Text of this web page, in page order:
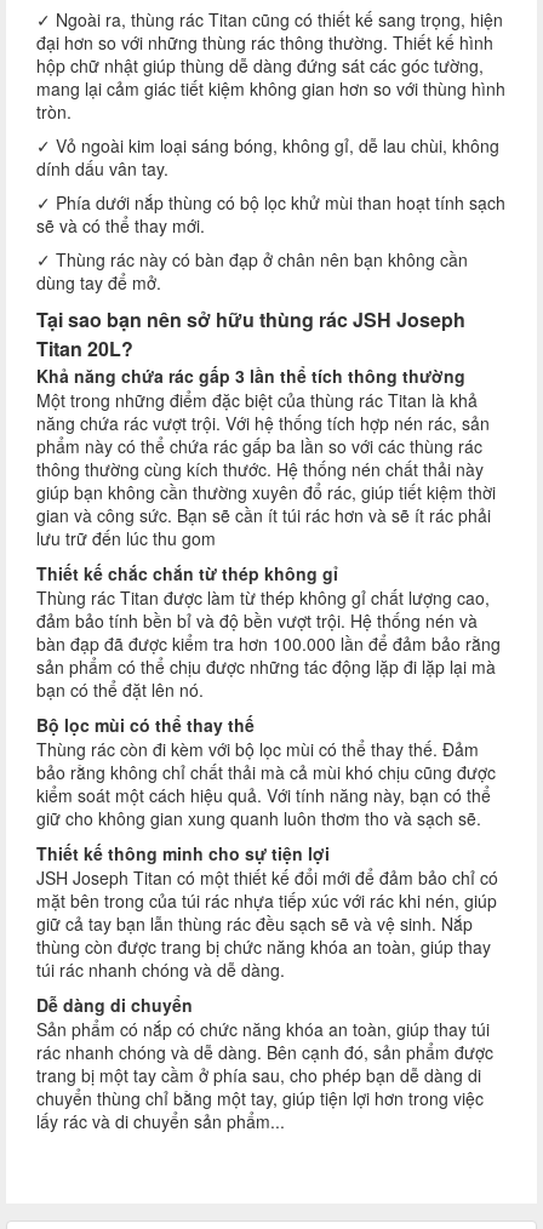
✓ Ngoài ra, thùng rác Titan cũng có thiết kế sang trọng, hiện
đại hơn so với những thùng rác thông thường. Thiết kế hình
hộp chữ nhật giúp thùng dễ dàng đứng sát các góc tường,
mang lại cảm giác tiết kiệm không gian hơn so với thùng hình
tròn.
✓ Vỏ ngoài kim loại sáng bóng, không gỉ, dễ lau chùi, không
dính dấu vân tay.
✓ Phía dưới nắp thùng có bộ lọc khử mùi than hoạt tính sạch
sẽ và có thể thay mới.
✓ Thùng rác này có bàn đạp ở chân nên bạn không cần
dùng tay để mở.
Tại sao bạn nên sở hữu thùng rác JSH Joseph
Titan 20L?
Khả năng chứa rác gấp 3 lần thể tích thông thường
Một trong những điểm đặc biệt của thùng rác Titan là khả
năng chứa rác vượt trội. Với hệ thống tích hợp nén rác, sản
phẩm này có thể chứa rác gấp ba lần so với các thùng rác
thông thường cùng kích thước. Hệ thống nén chất thải này
giúp bạn không cần thường xuyên đổ rác, giúp tiết kiệm thời
gian và công sức. Bạn sẽ cần ít túi rác hơn và sẽ ít rác phải
lưu trữ đến lúc thu gom
Thiết kế chắc chắn từ thép không gỉ
Thùng rác Titan được làm từ thép không gỉ chất lượng cao,
đảm bảo tính bền bỉ và độ bền vượt trội. Hệ thống nén và
bàn đạp đã được kiểm tra hơn 100.000 lần để đảm bảo rằng
sản phẩm có thể chịu được những tác động lặp đi lặp lại mà
bạn có thể đặt lên nó.
Bộ lọc mùi có thể thay thế
Thùng rác còn đi kèm với bộ lọc mùi có thể thay thế. Đảm
bảo rằng không chỉ chất thải mà cả mùi khó chịu cũng được
kiểm soát một cách hiệu quả. Với tính năng này, bạn có thể
giữ cho không gian xung quanh luôn thơm tho và sạch sẽ.
Thiết kế thông minh cho sự tiện lợi
JSH Joseph Titan có một thiết kế đổi mới để đảm bảo chỉ có
mặt bên trong của túi rác nhựa tiếp xúc với rác khi nén, giúp
giữ cả tay bạn lẫn thùng rác đều sạch sẽ và vệ sinh. Nắp
thùng còn được trang bị chức năng khóa an toàn, giúp thay
túi rác nhanh chóng và dễ dàng.
Dễ dàng di chuyển
Sản phẩm có nắp có chức năng khóa an toàn, giúp thay túi
rác nhanh chóng và dễ dàng. Bên cạnh đó, sản phẩm được
trang bị một tay cầm ở phía sau, cho phép bạn dễ dàng di
chuyển thùng chỉ bằng một tay, giúp tiện lợi hơn trong việc
lấy rác và di chuyển sản phẩm...